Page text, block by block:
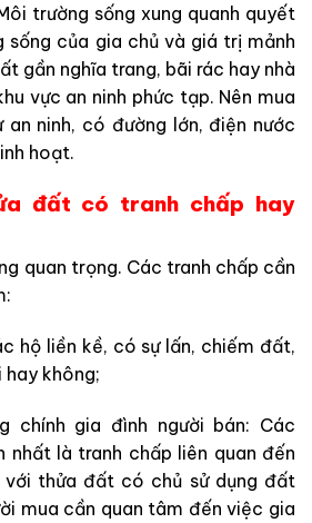
trường sống xung quanh quyết
sống của gia chủ và giá trị mảnh
gần nghĩa trang, bãi rác hay nhà
vực an ninh phức tạp. Nên mua
ninh, có đường lớn, điện nước
hoạt.
đất có tranh chấp hay
quan trọng. Các tranh chấp cần
hộ liền kề, có sự lấn, chiếm đất,
không;
chính gia đình người bán: Các
nhất là tranh chấp liên quan đến
thửa đất có chủ sử dụng đất
mua cần quan tâm đến việc gia